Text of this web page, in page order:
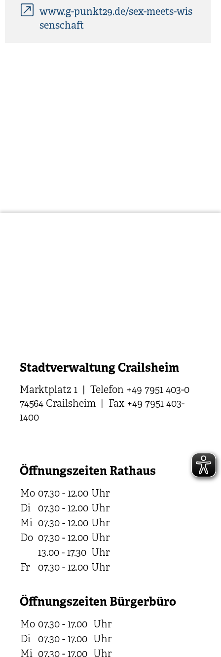
www.g-punkt29.de/sex-meets-wis
senschaft
Stadtverwaltung Crailsheim
Marktplatz 1 | Telefon +49 7951 403-0
74564 Crailsheim | Fax +49 7951 403-
1400
Öffnungszeiten Rathaus
Mo 07.30 - 12.00 Uhr
Di
07.30 - 12.00 Uhr
Mi 07.30 - 12.00 Uhr
Do 07.30 - 12.00 Uhr
13.00 - 17.30 Uhr
Fr
07.30 - 12.00 Uhr
Öffnungszeiten Bürgerbüro
Mo 07.30 - 17.00 Uhr
Di
07.30 - 17.00 Uhr
Mi 07.30 - 17.00 Uhr